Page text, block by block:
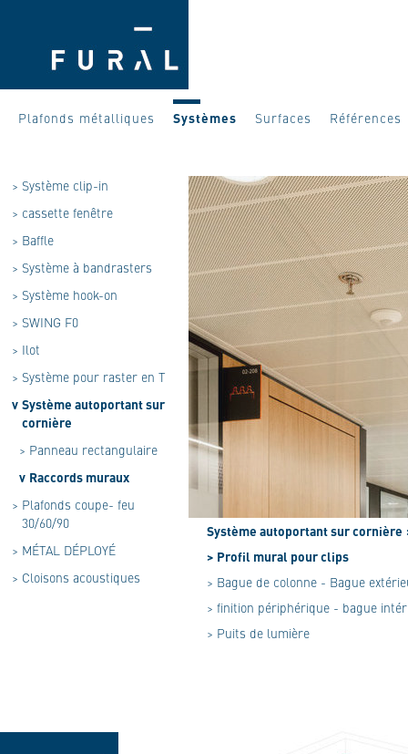
Plafonds métalliques Systèmes Surfaces Références
> Système clip-in
> cassette fenêtre
> Baffle
> Système à bandrasters
> Système hook-on
> SWING F0
> Ilot
> Système pour raster en T
v Système autoportant sur
cornière
> Panneau rectangulaire
v Raccords muraux
> Plafonds coupe- feu
30/60/90
> MÉTAL DÉPLOYÉ
> Cloisons acoustiques
Système autoportant sur cornière
> Profil mural pour clips
> Bague de colonne - Bague
> finition périphérique - bague
> Puits de lumière